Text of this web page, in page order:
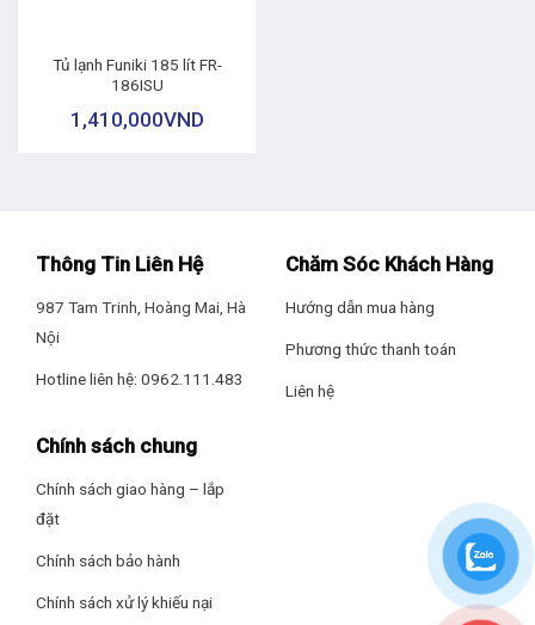
Tủ lạnh Funiki 185 lít FR-
186ISU
1,410,000VND
Thông Tin Liên Hệ
987 Tam Trinh, Hoàng Mai, Hà
Nội
Hotline liên hệ: 0962.111.483
Chăm Sóc Khách Hàng
Hướng dẫn mua hàng
Phương thức thanh toán
Liên hệ
Chính sách chung
Chính sách giao hàng – lắp
đặt
Chính sách bảo hành
Chính sách xử lý khiếu nại